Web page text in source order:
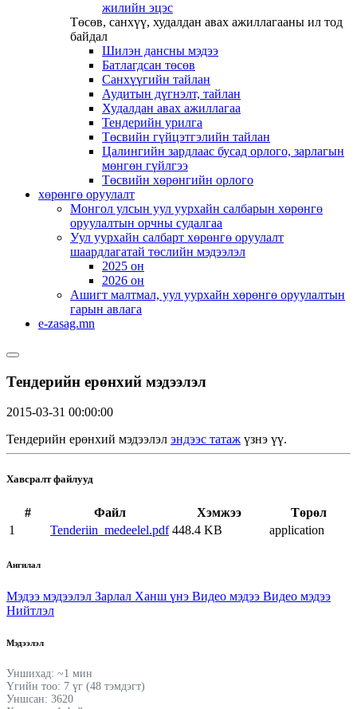
жилийн эцэс
Төсөв, санхүү, худалдан авах ажиллагааны ил тод
байдал
Шилэн дансны мэдээ
Батлагдсан төсөв
Санхүүгийн тайлан
Аудитын дүгнэлт, тайлан
Худалдан авах ажиллагаа
Тендерийн урилга
Төсвийн гүйцэтгэлийн тайлан
Цалингийн зардлаас бусад орлого, зарлагын
мөнгөн гүйлгээ
Төсвийн хөрөнгийн орлого
хөрөнгө оруулалт
Монгол улсын уул уурхайн салбарын хөрөнгө
оруулалтын орчны судалгаа
Уул уурхайн салбарт хөрөнгө оруулалт
шаардлагатай төслийн мэдээлэл
2025 он
2026 он
Ашигт малтмал, уул уурхайн хөрөнгө оруулалтын
гарын авлага
e-zasag.mn
Тендерийн ерөнхий мэдээлэл
2015-03-31 00:00:00
Тендерийн ерөнхий мэдээлэл эндээс татаж үзнэ үү.
Хавсралт файлууд
# Файл Хэмжээ
Төрөл
1
Tenderiin_medeelel.pdf 448.4 KB application
Ангилал
Мэдээ мэдээлэл Зарлал Ханш үнэ Видео мэдээ Видео мэдээ
Нийтлэл
Мэдээлэл
Уншихад: ~1 мин
Үгийн тоо: 7 үг (48 тэмдэгт)
Уншсан: 3620